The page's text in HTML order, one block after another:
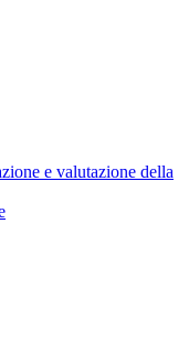
e valutazione della